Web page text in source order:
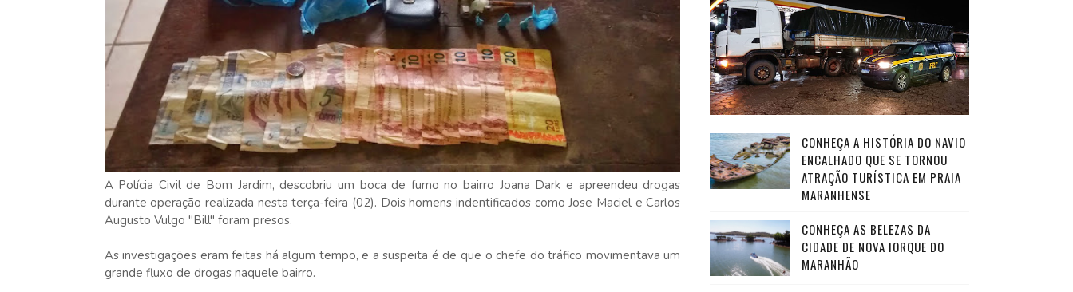
A Polícia Civil de Bom Jardim, descobriu um boca de fumo no bairro Joana Dark e apreendeu drogas
durante operação realizada nesta terça-feira (02). Dois homens indentificados comoJose Maciel e Carlos
Augusto Vulgo "Bill" foram presos.
As investigações eram feitas há algum tempo, e a suspeita é de que o chefe do tráfico movimentava um
grande fluxo de drogas naquele bairro.
CONHEÇA A HISTÓRIA DO NAVIO
ENCALHADO QUE SE TORNOU
ATRAÇÃO TURÍSTICA EM PRAIA
MARANHENSE
CONHEÇA AS BELEZAS DA
CIDADE DE NOVA IORQUE DO
MARANHÃO